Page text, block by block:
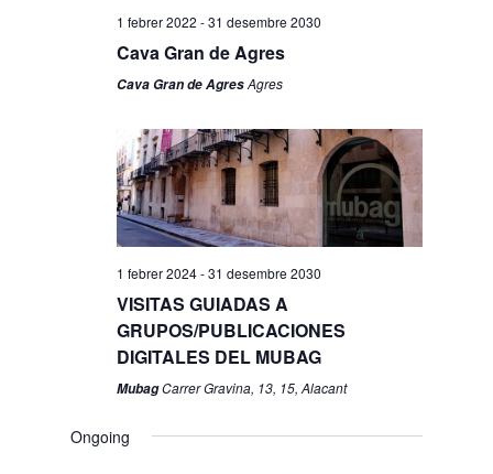
1 febrer 2022 -31 desembre 2030
Cava Gran de Agres
Cava Gran de AgresAgres
1 febrer 2024-31 desembre 2030
VISITAS GUIADAS A
GRUPOS/PUBLICACIONES
DIGITALES DEL MUBAG
MubagCarrer Gravina, 13, 15, Alacant
Ongoing